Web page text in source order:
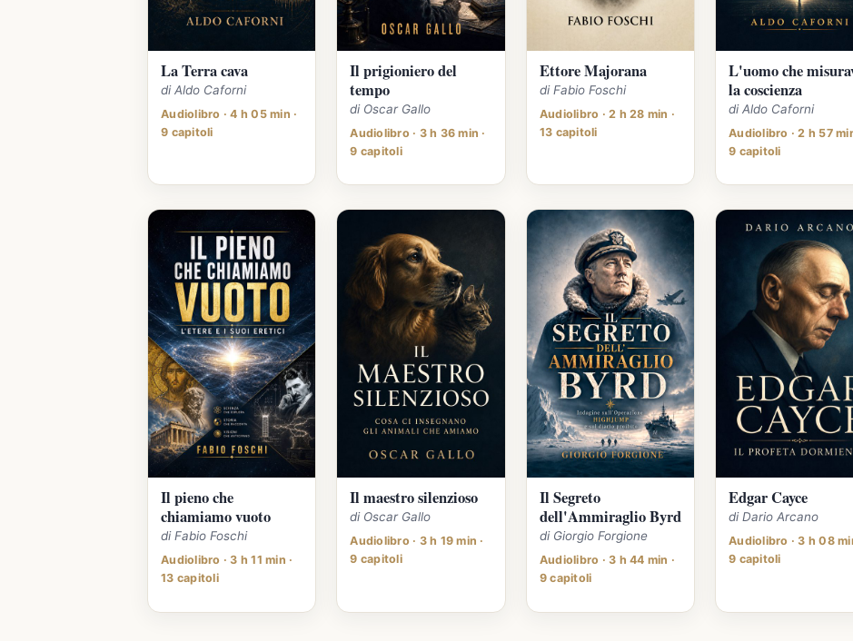
La Terra cava
di Aldo Caforni
Audiolibro · 4 h 05 min ·
9 capitoli
Il prigioniero del
tempo
di Oscar Gallo
Audiolibro · 3 h 36 min ·
9 capitoli
Ettore Majorana
di Fabio Foschi
Audiolibro · 2 h 28 min ·
13 capitoli
L'uomo che
la coscienza
di Aldo Caforni
Audiolibro · 2 h 57
9 capitoli
Il pieno che
chiamiamo vuoto
di Fabio Foschi
Audiolibro · 3 h 11 min ·
13 capitoli
Il maestro silenzioso
di Oscar Gallo
Audiolibro · 3 h 19 min ·
9 capitoli
Il Segreto
dell'Ammiraglio Byrd
di Giorgio Forgione
Audiolibro · 3 h 44 min ·
9 capitoli
Edgar Cayce
di Dario Arcano
Audiolibro · 3 h 08
9 capitoli